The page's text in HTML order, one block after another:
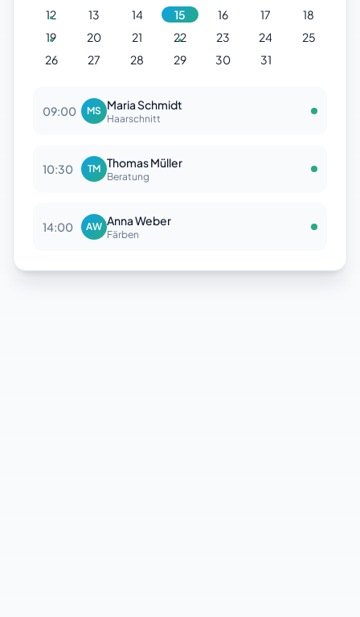
12
13 14 15 16 17
18
19
20 21 22 23 24
25
26
27 28 29 30 31
09:00 MS Maria Schmidt
Haarschnitt
10:30 TM Thomas Müller
Beratung
14:00 AW Anna Weber
Färben